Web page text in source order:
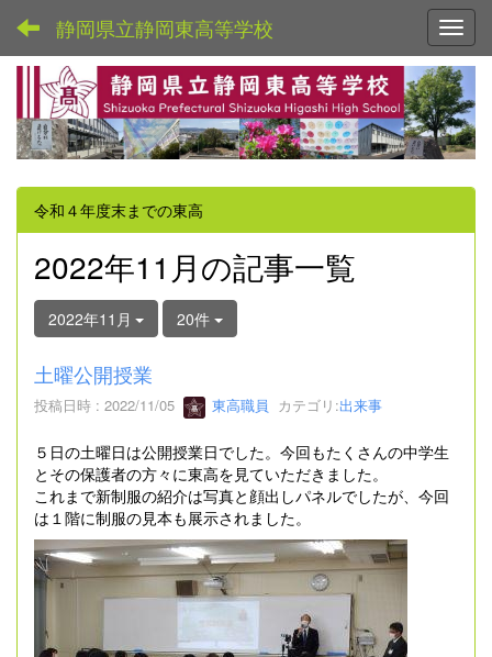
静岡県立静岡東高等学校
令和４年度末までの東高
2022年11月の記事一覧
2022年11月 20件
土曜公開授業
投稿日時 : 2022/11/05 東高職員 カテゴリ:出来事
５日の土曜日は公開授業日でした。今回もたくさんの中学生
とその保護者の方々に東高を見ていただきました。
これまで新制服の紹介は写真と顔出しパネルでしたが、今回
は１階に制服の見本も展示されました。